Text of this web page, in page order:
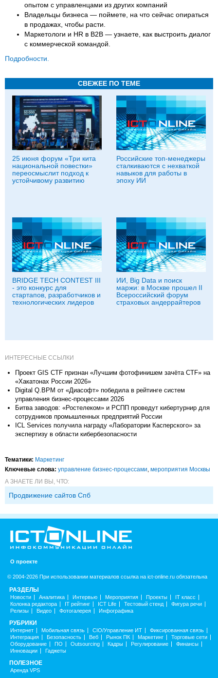
опытом с управленцами из других компаний
Владельцы бизнеса — поймете, на что сейчас опираться
в продажах, чтобы расти.
Маркетологи и HR в B2B — узнаете, как выстроить диалог
с коммерческой командой.
Подробности.
СВЕЖЕЕ ПО ТЕМЕ
25 июня форум «Три кита
национальной повестки»
переосмыслит подход к
устойчивому развитию
Российские топ-менеджеры
сталкиваются с нехваткой
навыков для работы в
эпоху ИИ
BRIDGE TECH CONTEST III
- это конкурс для
стартапов, разработчиков и
технологических лидеров
ИИ, Big Data и поиск
маржи: в Москве прошел II
Всероссийский форум
страховых андеррайтеров
ИНТЕРЕСНЫЕ ССЫЛКИ
Проект GIS CTF признан «Лучшим фотофинишем зачёта CTF» на
«Хакатонах России 2026»
Digital Q.BPM от «Диасофт» победила в рейтинге систем
управления бизнес-процессами 2026
Битва заводов: «Ростелеком» и РСПП проведут кибертурнир для
сотрудников промышленных предприятий России
ICL Services получила награду «Лаборатории Касперского» за
экспертизу в области кибербезопасности
Тематики: Маркетинг
Ключевые слова: управление бизнес-процессами мероприятия Москвы
А ЗНАЕТЕ ЛИ ВЫ, ЧТО:
Продвижение сайтов Спб
О проекте
© 2004-2026 При использовании материалов ссылка на ict-online.ru обязательна
РАЗДЕЛЫ
Новости Аналитика Интервью Мероприятия Проекты
IT класс
Колонка редактора
IT рейтинг ICT Life Тестовый стенд
Фигура речи
Релизы
Видео Фотогалерея Инфографика
РУБРИКИ
Интернет Мобильная связь CIO/Управление ИТ
Фиксированная связь
Интеграция
Безопасность Веб Рынок ПК Маркетинг
Торговые сети
Оборудование
ПО Outsourcing Кадры Регулирование
Финансы
Инновации
Гаджеты
ПОЛЕЗНОЕ
Аренда VPS